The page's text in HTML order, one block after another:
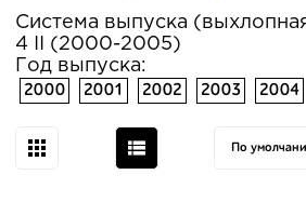
Система выпуска
4 II (2000-2005)
Год выпуска:
2000
2001 2002 2003 2004